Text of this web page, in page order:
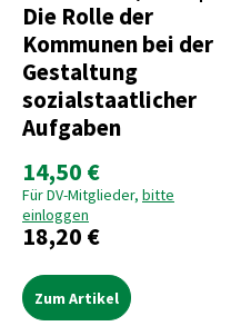
Die Rolle der
Kommunen bei der
Gestaltung
sozialstaatlicher
Aufgaben
14,50 €
Für DV-Mitglieder, bitte
einloggen
18,20 €
Zum Artikel